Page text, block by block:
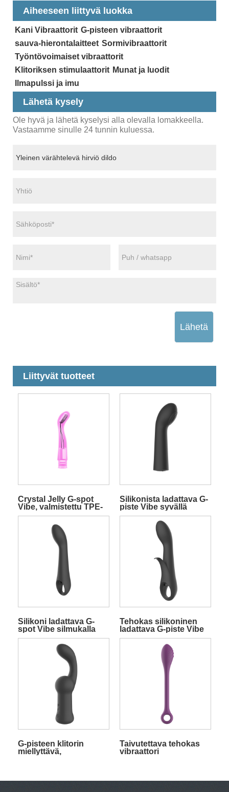
Aiheeseen liittyvä luokka
Kani Vibraattorit G-pisteen vibraattorit
sauva-hierontalaitteet Sormivibraattorit
Työntövoimaiset vibraattorit
Klitoriksen stimulaattorit Munat ja luodit
Ilmapulssi ja imu
Lähetä kysely
Ole hyvä ja lähetä kyselysi alla olevalla lomakkeella.
Vastaamme sinulle 24 tunnin kuluessa.
Lähetä
Liittyvät tuotteet
Crystal Jelly G-spot
Vibe, valmistettu TPE-
materiaalista
Silikonista ladattava G-
piste Vibe syvällä
rummivärähtelyllä
Silikoni ladattava G-
spot Vibe silmukalla
Tehokas silikoninen
ladattava G-piste Vibe
silmukalla ja kanilla
G-pisteen klitorin
miellyttävä,
Taivutettava tehokas
vibraattori